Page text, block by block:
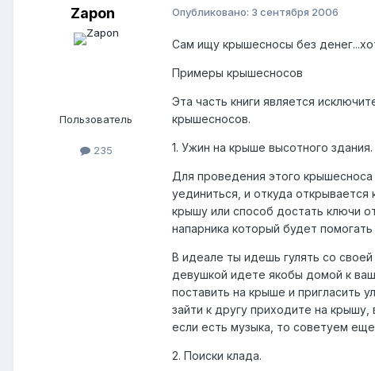
Zapon
Пользователь
235
Опубликовано: 3 сентября 2006
Сам ищу крышесносы без
Примеры крышесносов
Эта часть книги является
крышесносов.
1. Ужин на крыше высотного здания.
Для проведения этого
уединиться, и откуда
крышу или способ достать ключи
напарника который будет
В идеале ты идешь гулять со
девушкой идете якобы домой к
поставить на крыше и пригласить
зайти к другу приходите на
если есть музыка, то советуем
2. Поиски клада.